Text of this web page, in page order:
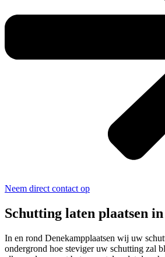
Neem direct contact op
Schutting laten plaatsen
In en rond Denekampplaatsen wij uw
ondergrond hoe steviger uw schutting zal